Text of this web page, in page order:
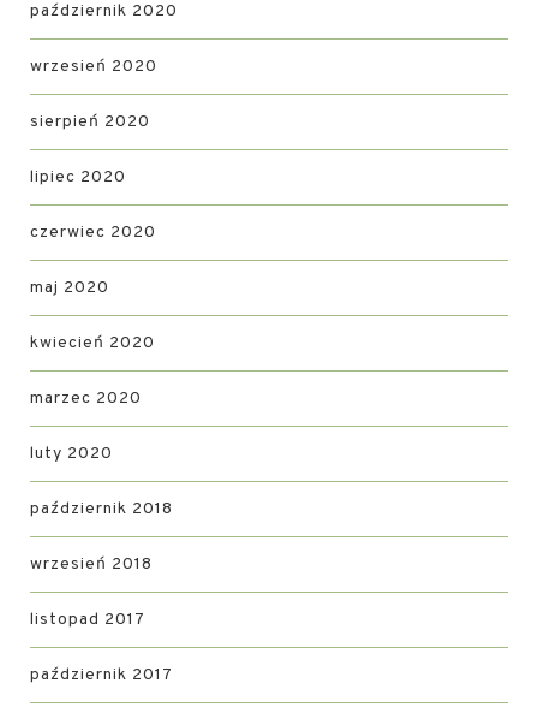
październik 2020
wrzesień 2020
sierpień 2020
lipiec 2020
czerwiec 2020
maj 2020
kwiecień 2020
marzec 2020
luty 2020
październik 2018
wrzesień 2018
listopad 2017
październik 2017